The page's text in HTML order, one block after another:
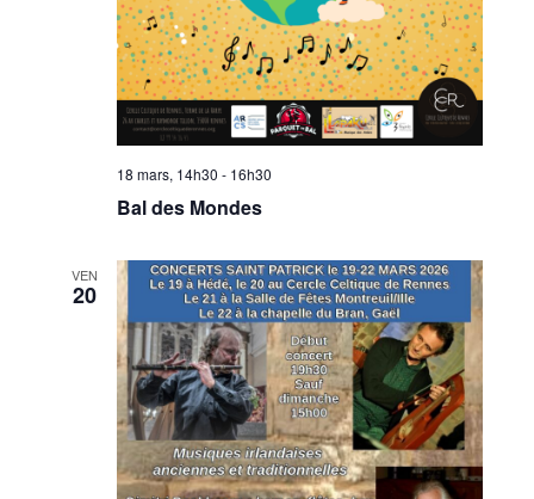
18 mars, 14h30 - 16h30
Bal des Mondes
VEN
20